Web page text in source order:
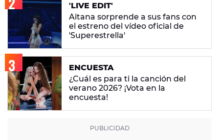
'LIVE EDIT'
Aitana sorprende a sus fans con
el estreno del vídeo oficial de
'Superestrella'
ENCUESTA
¿Cuál es para ti la canción del
verano 2026? ¡Vota en la
encuesta!